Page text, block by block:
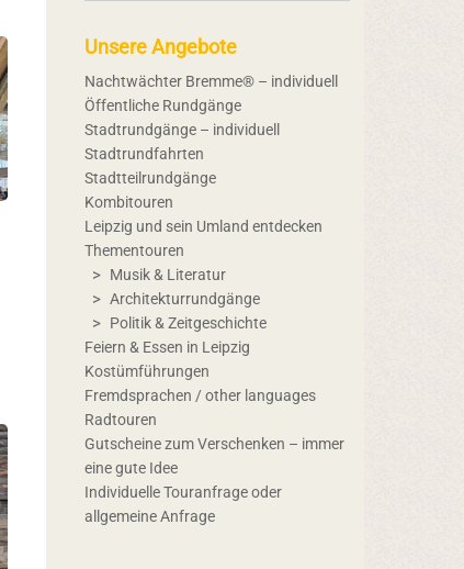
Unsere Angebote
Nachtwächter Bremme® – individuell
Öffentliche Rundgänge
Stadtrundgänge – individuell
Stadtrundfahrten
Stadtteilrundgänge
Kombitouren
Leipzig und sein Umland entdecken
Thementouren
Musik & Literatur
Architekturrundgänge
Politik & Zeitgeschichte
Feiern & Essen in Leipzig
Kostümführungen
Fremdsprachen / other languages
Radtouren
Gutscheine zum Verschenken – immer
eine gute Idee
Individuelle Touranfrage oder
allgemeine Anfrage